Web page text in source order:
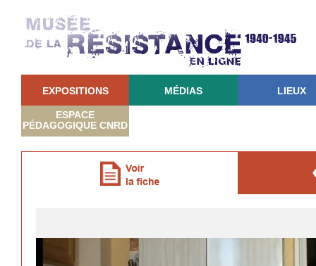
EXPOSITIONS MÉDIAS LIEUX
ESPACE
PÉDAGOGIQUE CNRD